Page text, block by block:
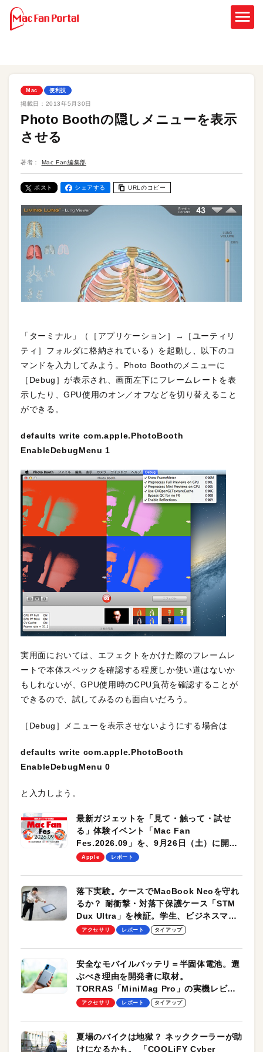
Mac 便利技
掲載日： 2013年5月30日
Photo Boothの隠しメニューを表示
させる
著者： Mac Fan編集部
ポスト シェアする URLのコピー
「ターミナル」（［アプリケーション］→［ユーティリ
ティ］フォルダに格納されている）を起動し、以下のコ
マンドを入力してみよう。Photo Boothのメニューに
［Debug］が表示され、画面左下にフレームレートを表
示したり、GPU使用のオン／オフなどを切り替えること
ができる。
defaults write com.apple.PhotoBooth
EnableDebugMenu 1
実用面においては、エフェクトをかけた際のフレームレ
ートで本体スペックを確認する程度しか使い道はないか
もしれないが、GPU使用時のCPU負荷を確認することが
できるので、試してみるのも面白いだろう。
［Debug］メニューを表示させないようにする場合は
defaults write com.apple.PhotoBooth
EnableDebugMenu 0
と入力しよう。
最新ガジェットを「見て・触って・試せ
る」体験イベント「Mac Fan
Fes.2026.09」を、9月26日（土）に開催
します！
Apple レポート
落下実験。ケースでMacBook Neoを守れ
るか？ 耐衝撃・対落下保護ケース「STM
Dux Ultra」を検証。学生、ビジネスマン
のモバイルユースに最適！
アクセサリ レポート タイアップ
安全なモバイルバッテリ＝半固体電池。選
ぶべき理由を開発者に取材。
TORRAS「MiniMag Pro」の実機レビュ
ーも
アクセサリ レポート タイアップ
夏場のバイクは地獄？ ネッククーラーが助
けになるかも。 「COOLiFY Cyber